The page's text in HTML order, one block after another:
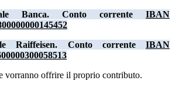
Banca. Conto corrente IBAN
Raiffeisen. Conto corrente IBAN
vorranno offrire il proprio contributo.